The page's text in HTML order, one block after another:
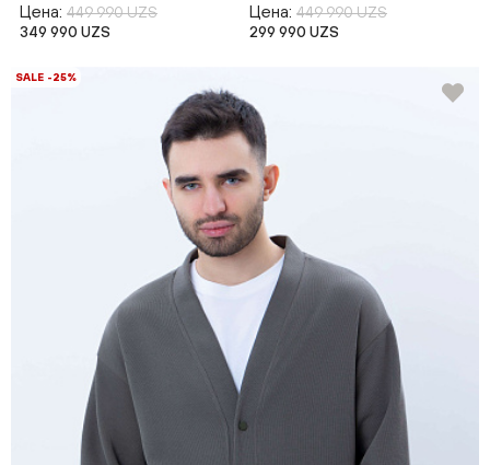
Цена: 449 990 UZS
349 990 UZS
Цена: 449 990 UZS
299 990 UZS
SALE -25%